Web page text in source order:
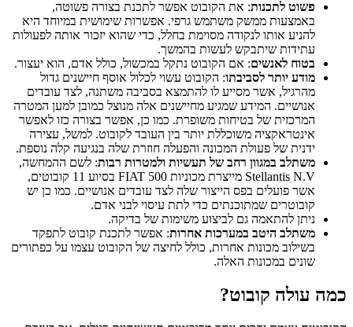
פשוט לתכנות: את הקובוט אפשר לתכנת בצורה פשוטה,
באמצעות ממשק משתמש גרפי. אפשרות שימושית במיוחד היא
להניע אותו לנקודה מסוימת בחלל, כדי שהוא יזכור אותה לפעולות
עתידות שיתבקש לעשות בהמשך.
בטוח לאנשים: אם הקובוט נתקל במכשול, כולל אדם, הוא יעצור.
מודע יותר לסביבתו: הקובוט עשוי לכלול אוסף חיישנים גדול
מהרגיל, אשר מסייע לו להתמצא בסביבה משתנה, לצד עובדים
אנושיים. המידע שמגיע מחיישנים אלה מנוצל כמובן למען המטרה
המרכזית של בטיחות משופרת. כמו כן, אפשר בצורה כזו לאפשר
אינטראקציה משוכללת יותר בין העובד לקובוט. למשל, עצירה
ידנית של פעולת המכונה והפעלה חוזרת שלה בנגיעה קלה נוספת.
משתלב במגוון רחב של תעשיות ולמטרות רבות: לשם ההמחשה,
Stellantis N.V מייצרת מכוניות FIAT 500 בסיוע 11 קובוטים,
אשר פועלים בפס הייצור שלה לצד עובדים אנושיים. כמו כן יש
קובוטרים שמתוכנתים כדי לתת עיסוי לבני אדם.
ניתן להתאמה גם לביצוע משימות של בדיקה.
משתלב היטב במערכות אחרות: אפשר לתכנת קובוט לתפקד
בשילוב מכונות אחרות, כולל לחיצה של הקובוט עצמו על כפתורים
שונים במכונות האלה.
כמה עולה קובוט?